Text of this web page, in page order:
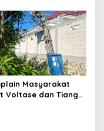
Masyarakat
Voltase dan Tiang